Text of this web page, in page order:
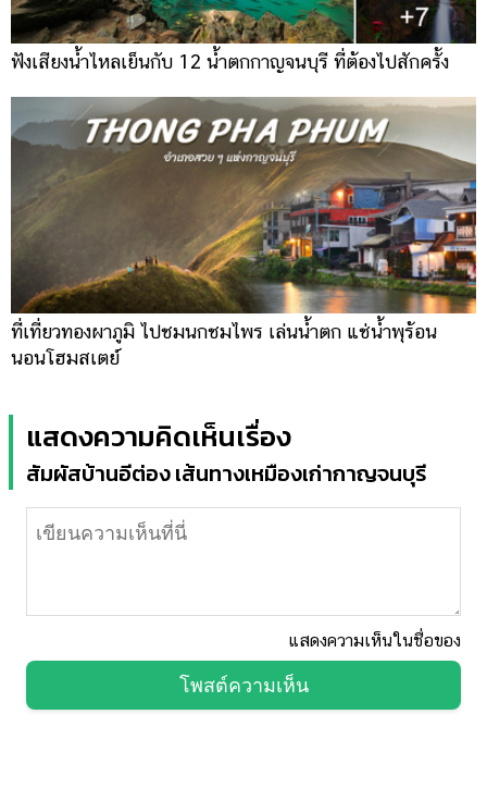
ฟังเสียงน้ำไหลเย็นกับ 12 น้ำตกกาญจนบุรี ที่ต้องไปสักครั้ง
ที่เที่ยวทองผาภูมิ ไปชมนกชมไพร เล่นน้ำตก แช่น้ำพุร้อน
นอนโฮมสเตย์
แสดงความคิดเห็นเรื่อง
สัมผัสบ้านอีต่อง เส้นทางเหมืองเก่ากาญจนบุรี
แสดงความเห็นในชื่อของ
โพสต์ความเห็น